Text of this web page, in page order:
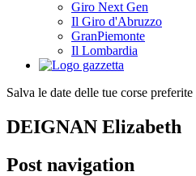
Giro Next Gen
Il Giro d'Abruzzo
GranPiemonte
Il Lombardia
Salva le date delle tue corse preferite
DEIGNAN Elizabeth
Post navigation